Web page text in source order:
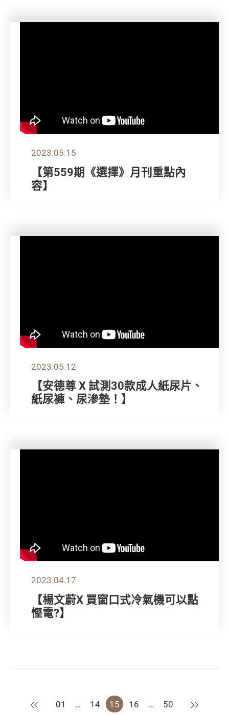
2023.05.15
【第559期《選擇》月刊重點內
容】
2023.05.12
【安德尊 X 試測30款成人紙尿片、
紙尿褲、尿滲墊！】
2023.04.17
【楊文蔚X 買窗口式冷氣機可以點
慳電?】
上一頁
01 … 14 15 16 … 50 下一頁